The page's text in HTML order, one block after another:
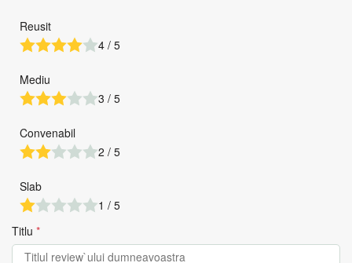
Reusit
4 / 5
Mediu
3 / 5
Convenabil
2 / 5
Slab
1 / 5
Titlu *